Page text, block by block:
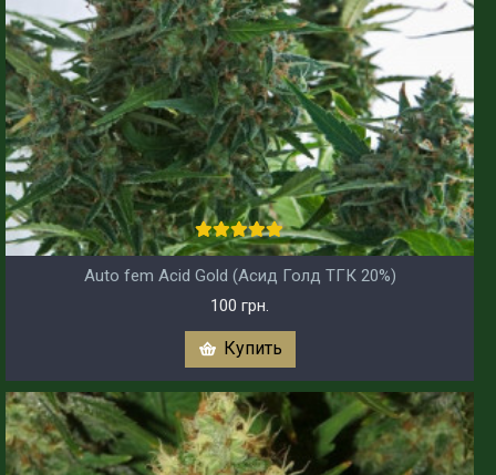
Auto fem Acid Gold (Асид Голд ТГК 20%)
100 грн.
Купить